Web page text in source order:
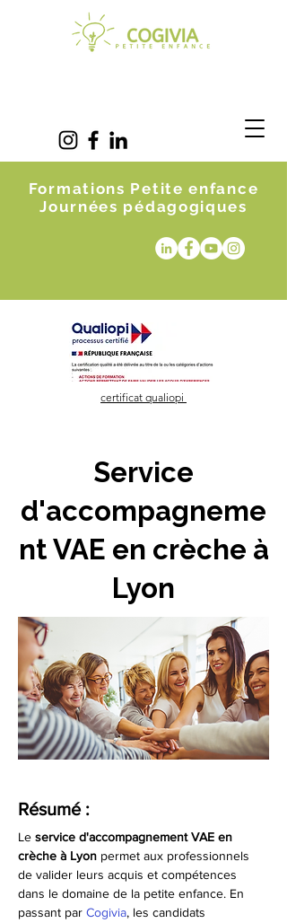
Formations Petite enfance
Journées pédagogiques
certificat qualiopi
Service
d'accompagneme
nt VAE en crèche à
Lyon
Résumé :
Le service d'accompagnement VAE en
crèche à Lyon permet aux professionnels
de valider leurs acquis et compétences
dans le domaine de la petite enfance. En
passant par Cogivia, les candidats